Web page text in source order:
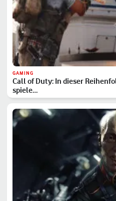
GAMING
Call of Duty: In dieser
spiele…